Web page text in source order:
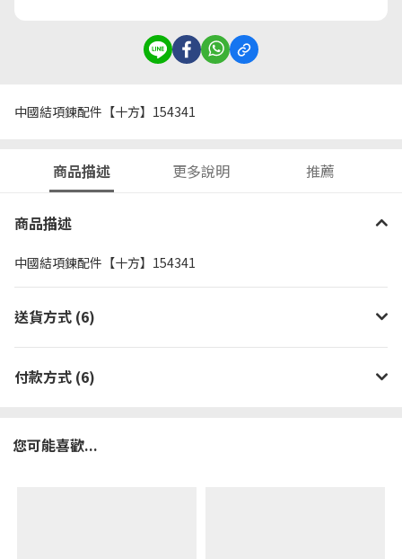
中國結項鍊配件【十方】154341
商品描述 更多說明 推薦
商品描述
中國結項鍊配件【十方】154341
送貨方式 (6)
付款方式 (6)
您可能喜歡...